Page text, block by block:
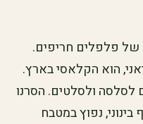
של פלפלים חריפים.
הוא הקלאסי בארץ.
לסלסה ולסלטים. הסרנו
בינוני, נפוץ במטבח